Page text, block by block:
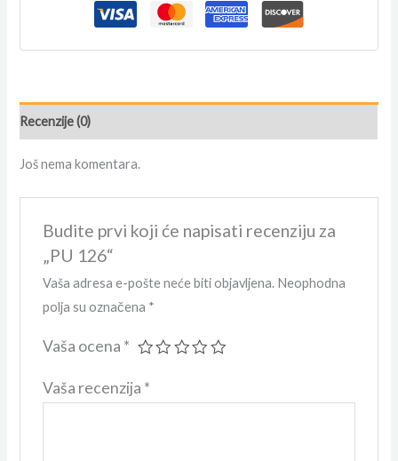
Recenzije (0)
Još nema komentara.
Budite prvi koji će napisati recenziju za
„PU 126“
Vaša adresa e-pošte neće biti objavljena. Neophodna
polja su označena *
Vaša ocena *
Vaša recenzija *